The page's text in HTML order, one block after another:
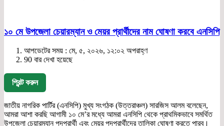
১০ মে উপজেলা চেয়ারম্যান ও মেয়র প্রার্থীদের নাম ঘোষণা করবে এনসিপি
আপডেটের সময় : মে, ৫, ২০২৬, ১২:০২ অপরাহ্ণ
90 বার দেখা হয়েছে
প্রিন্ট করুন
জাতীয় নাগরিক পার্টির (এনসিপি) মুখ্য সংগঠক (উত্তরাঞ্চল) সারজিস আলম বলেছেন,
আমরা আশা করছি আগামী ১০ মে’র মধ্যে আমরা এনসিপি থেকে প্রাথমিকভাবে সমর্থিত
উপজেলা চেয়ারম্যান পদপ্রার্থী এবং মেয়র পদপ্রার্থীদের তালিকা ঘোষণা করতে পারব।